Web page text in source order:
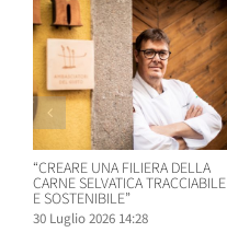
“CREARE UNA FILIERA DELLA
CARNE SELVATICA TRACCIABILE
E SOSTENIBILE”
30 Luglio 2026 14:28